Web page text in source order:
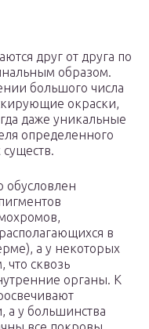
друг от друга по
образом.
большого числа
окраски,
даже уникальные
определенного
обусловлен
в
а у некоторых
что сквозь
органы. К
а у большинства